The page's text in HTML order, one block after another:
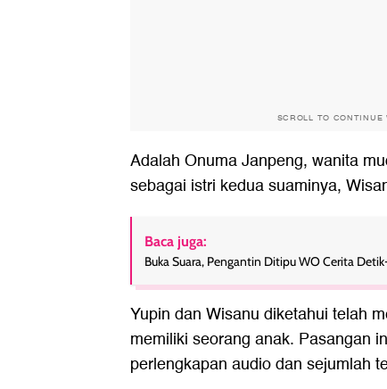
SCROLL TO
Adalah Onuma Janpeng, wanita
sebagai istri kedua suaminya,
Baca juga:
Buka Suara, Pengantin Ditipu WO Cerita
Yupin dan Wisanu diketahui telah
memiliki seorang anak. Pasangan
perlengkapan audio dan sejumlah